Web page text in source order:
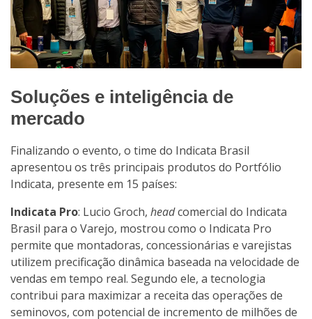
Soluções e inteligência de
mercado
Finalizando o evento, o time do Indicata Brasil
apresentou os três principais produtos do Portfólio
Indicata, presente em 15 países:
Indicata Pro: Lucio Groch, headcomercial do Indicata
Brasil para o Varejo, mostrou como o Indicata Pro
permite que montadoras, concessionárias e varejistas
utilizem precificação dinâmica baseada na velocidade de
vendas em tempo real. Segundo ele, a tecnologia
contribui para maximizar a receita das operações de
seminovos, com potencial de incremento de milhões de